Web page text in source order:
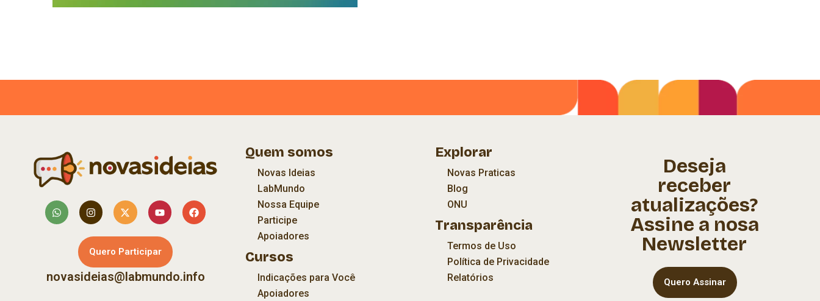
Quero Participar
novasideias@labmundo.info
Quem somos
Novas Ideias
LabMundo
Nossa Equipe
Participe
Apoiadores
Cursos
Indicações para Você
Apoiadores
Explorar
Novas Praticas
Blog
ONU
Transparência
Termos de Uso
Política de Privacidade
Relatórios
Deseja
receber
atualizações?
Assine a nosa
Newsletter
Quero Assinar